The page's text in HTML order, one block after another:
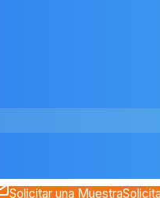
Solicitar una Muestra